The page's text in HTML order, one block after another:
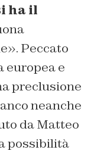
ha il
Peccato
europea e
preclusione
neanche
da Matteo
possibilità